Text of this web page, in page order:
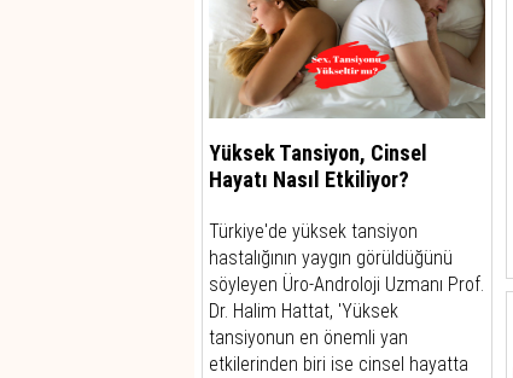
Yüksek Tansiyon, Cinsel
Hayatı Nasıl Etkiliyor?
Türkiye'de yüksek tansiyon
hastalığının yaygın görüldüğünü
söyleyen Üro-Androloji Uzmanı Prof.
Dr. Halim Hattat, 'Yüksek
tansiyonun en önemli yan
etkilerinden biri ise cinsel hayatta